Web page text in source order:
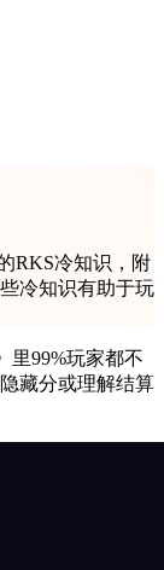
RKS冷知识，附
冷知识有助于玩
里99%玩家都不
藏分或理解结算